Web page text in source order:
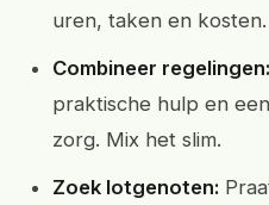
uren, taken en kosten.
Combineer regelingen:
praktische hulp en
zorg. Mix het slim.
Zoek lotgenoten: